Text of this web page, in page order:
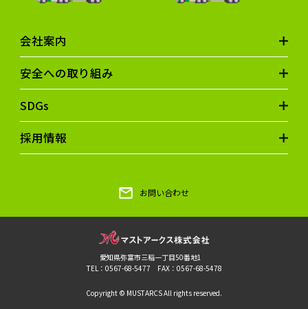
会社案内
安全への取り組み
SDGs
採用情報
お問い合わせ
愛知県弥富市三稲一丁目50番地1
TEL：0567-68-5477 FAX：0567-68-5478
Copyright © MUSTARCS All rights reserved.